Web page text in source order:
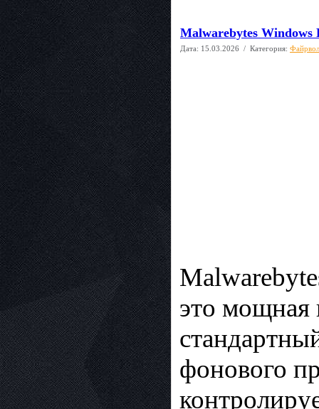
Malwarebytes
Дата: 15.03.2026 / Категория:
это мощная
фонового